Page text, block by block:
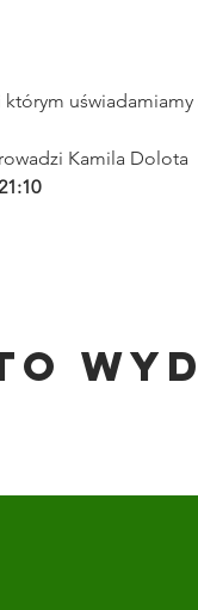
którym
Kamila Dolota